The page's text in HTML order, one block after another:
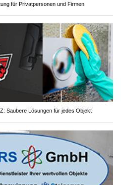
für Privatpersonen und Firmen
Saubere Lösungen für jedes Objekt